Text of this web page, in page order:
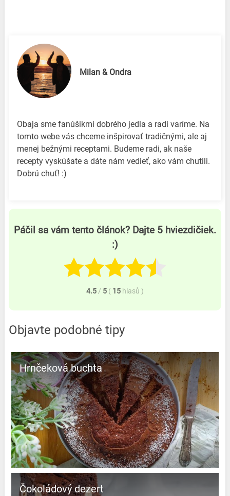
Milan & Ondra
Obaja sme fanúšikmi dobrého jedla a radi varíme. Na
tomto webe vás chceme inšpirovať tradičnými, ale aj
menej bežnými receptami. Budeme radi, ak naše
recepty vyskúšate a dáte nám vedieť, ako vám chutili.
Dobrú chuť! :)
Páčil sa vám tento článok? Dajte 5 hviezdičiek.
:)
4.5 / 5 ( 15 hlasů )
Objavte podobné tipy
Hrnčeková buchta
čokoládový dezert